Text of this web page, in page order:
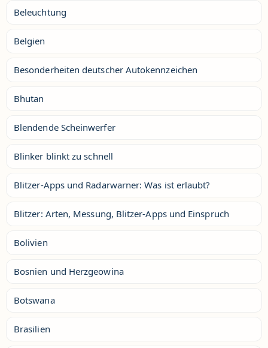
Beleuchtung
Belgien
Besonderheiten deutscher Autokennzeichen
Bhutan
Blendende Scheinwerfer
Blinker blinkt zu schnell
Blitzer-Apps und Radarwarner: Was ist erlaubt?
Blitzer: Arten, Messung, Blitzer-Apps und Einspruch
Bolivien
Bosnien und Herzgeowina
Botswana
Brasilien